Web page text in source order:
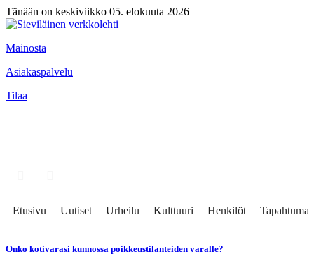
Tänään on keskiviikko 05. elokuuta 2026
Mainosta
Asiakaspalvelu
Tilaa
Etusivu Uutiset Urheilu Kulttuuri Henkilöt Tapahtumat
Onko kotivarasi kunnossa poikkeustilanteiden varalle?